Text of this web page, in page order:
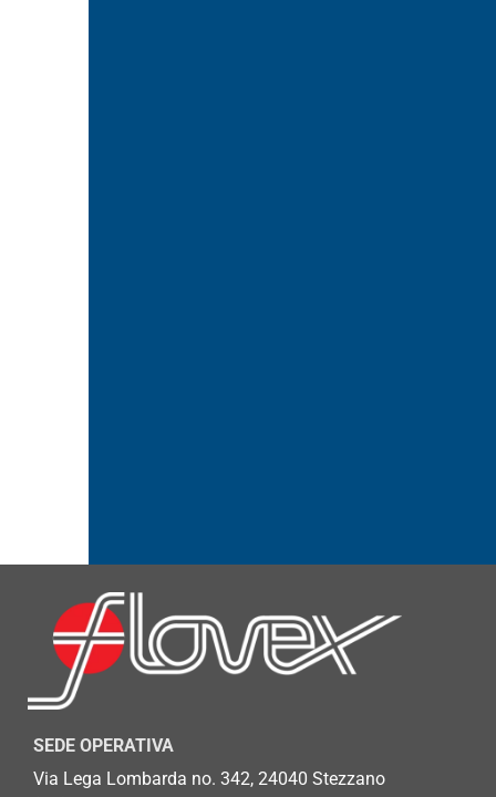
SEDE OPERATIVA
Via Lega Lombarda no. 342, 24040 Stezzano